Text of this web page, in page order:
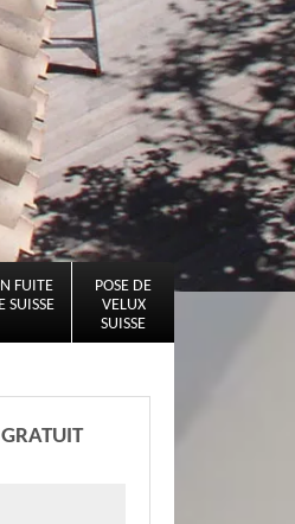
FUITE
SUISSE
POSE DE
VELUX
SUISSE